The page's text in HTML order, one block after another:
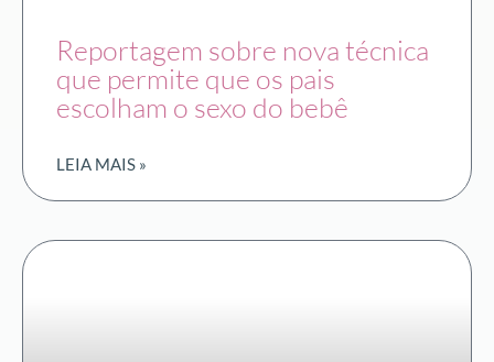
Reportagem sobre nova técnica
que permite que os pais
escolham o sexo do bebê
LEIA MAIS »